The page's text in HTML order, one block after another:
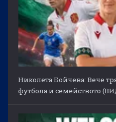
Николета Бойчева: Вече
футбола и семейството